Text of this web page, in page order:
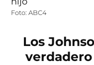
Foto: ABC4
Los